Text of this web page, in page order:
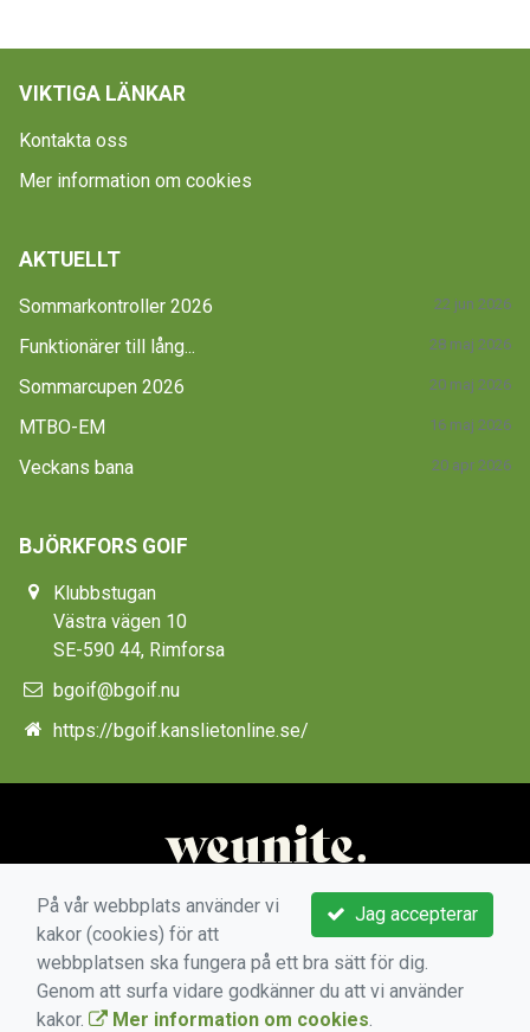
VIKTIGA LÄNKAR
Kontakta oss
Mer information om cookies
AKTUELLT
Sommarkontroller 2026 22 jun 2026
Funktionärer till lång... 28 maj 2026
Sommarcupen 2026 20 maj 2026
MTBO-EM 16 maj 2026
Veckans bana 20 apr 2026
BJÖRKFORS GOIF
Klubbstugan
Västra vägen 10
SE-590 44, Rimforsa
bgoif@bgoif.nu
https://bgoif.kanslietonline.se/
Jag accepterar
På vår webbplats använder vi
kakor (cookies) för att
webbplatsen ska fungera på ett bra sätt för dig.
Genom att surfa vidare godkänner du att vi använder
kakor.
Mer information om cookies.